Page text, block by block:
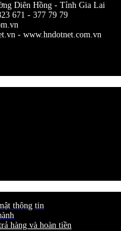
Diên Hồng - Tỉnh Gia Lai
671 - 377 79 79
- www.hndotnet.com.vn
thông tin
hàng và hoàn tiền